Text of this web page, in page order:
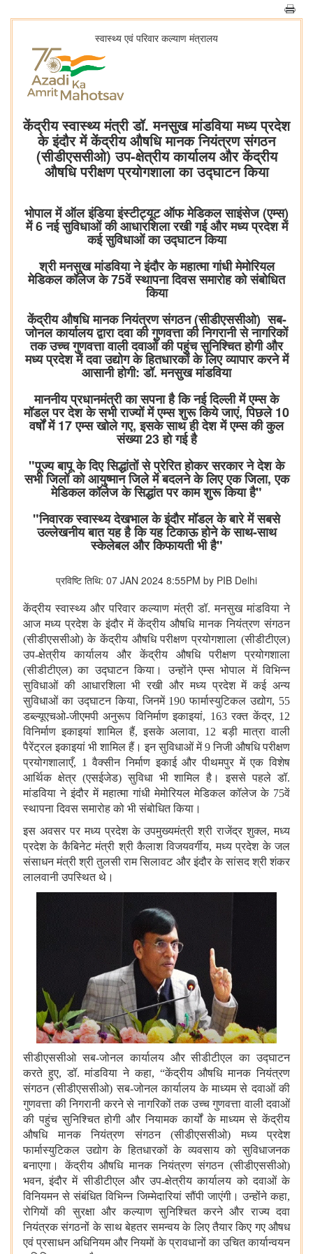
स्‍वास्‍थ्‍य एवं परिवार कल्‍याण मंत्रालय
केंद्रीय स्वास्थ्य मंत्री डॉ. मनसुख मांडविया मध्य प्रदेश
के इंदौर में केंद्रीय औषधि मानक नियंत्रण संगठन
(सीडीएससीओ) उप-क्षेत्रीय कार्यालय और केंद्रीय
औषधि परीक्षण प्रयोगशाला का उद्घाटन किया
भोपाल में ऑल इंडिया इंस्टीट्यूट ऑफ मेडिकल साइंसेज (एम्स)
में 6 नई सुविधाओं की आधारशिला रखी गई और मध्य प्रदेश में
कई सुविधाओं का उद्घाटन किया
श्री मनसुख मांडविया ने इंदौर के महात्मा गांधी मेमोरियल
मेडिकल कॉलेज के 75वें स्थापना दिवस समारोह को संबोधित
किया
केंद्रीय औषधि मानक नियंत्रण संगठन (सीडीएससीओ) सब-
जोनल कार्यालय द्वारा दवा की गुणवत्ता की निगरानी से नागरिकों
तक उच्च गुणवत्ता वाली दवाओं की पहुंच सुनिश्चित होगी और
मध्य प्रदेश में दवा उद्योग के हितधारकों के लिए व्यापार करने में
आसानी होगी: डॉ. मनसुख मांडविया
माननीय प्रधानमंत्री का सपना है कि नई दिल्ली में एम्स के
मॉडल पर देश के सभी राज्यों में एम्स शुरू किये जाएं, पिछले 10
वर्षों में 17 एम्स खोले गए, इसके साथ ही देश में एम्स की कुल
संख्या 23 हो गई है
"पूज्य बापू के दिए सिद्धांतों से प्रेरित होकर सरकार ने देश के
सभी जिलों को आयुष्मान जिले में बदलने के लिए एक जिला, एक
मेडिकल कॉलेज के सिद्धांत पर काम शुरू किया है"
"निवारक स्वास्थ्य देखभाल के इंदौर मॉडल के बारे में सबसे
उल्लेखनीय बात यह है कि यह टिकाऊ होने के साथ-साथ
स्केलेबल और किफायती भी है"
प्रविष्टि तिथि: 07 JAN 2024 8:55PM by PIB Delhi
केंद्रीय स्वास्थ्य और परिवार कल्याण मंत्री डॉ. मनसुख मांडविया ने
आज मध्य प्रदेश के इंदौर में केंद्रीय औषधि मानक नियंत्रण संगठन
(सीडीएससीओ) के केंद्रीय औषधि परीक्षण प्रयोगशाला (सीडीटीएल)
उप-क्षेत्रीय कार्यालय और केंद्रीय औषधि परीक्षण प्रयोगशाला
(सीडीटीएल) का उद्घाटन किया। उन्होंने एम्स भोपाल में विभिन्न
सुविधाओं की आधारशिला भी रखी और मध्य प्रदेश में कई अन्य
सुविधाओं का उद्घाटन किया, जिनमें 190 फार्मास्युटिकल उद्योग, 55
डब्ल्यूएचओ-जीएमपी अनुरूप विनिर्माण इकाइयां, 163 रक्त केंद्र, 12
विनिर्माण इकाइयां शामिल हैं, इसके अलावा, 12 बड़ी मात्रा वाली
पैरेंट्रल इकाइयां भी शामिल हैं। इन सुविधाओं में 9 निजी औषधि परीक्षण
प्रयोगशालाएँ, 1 वैक्सीन निर्माण इकाई और पीथमपुर में एक विशेष
आर्थिक क्षेत्र (एसईजेड) सुविधा भी शामिल है। इससे पहले डॉ.
मांडविया ने इंदौर में महात्मा गांधी मेमोरियल मेडिकल कॉलेज के 75वें
स्थापना दिवस समारोह को भी संबोधित किया।
इस अवसर पर मध्य प्रदेश के उपमुख्यमंत्री श्री राजेंद्र शुक्ल, मध्य
प्रदेश के कैबिनेट मंत्री श्री कैलाश विजयवर्गीय, मध्य प्रदेश के जल
संसाधन मंत्री श्री तुलसी राम सिलावट और इंदौर के सांसद श्री शंकर
लालवानी उपस्थित थे।
सीडीएससीओ सब-जोनल कार्यालय और सीडीटीएल का उद्घाटन
करते हुए, डॉ. मांडविया ने कहा, “केंद्रीय औषधि मानक नियंत्रण
संगठन (सीडीएससीओ) सब-जोनल कार्यालय के माध्यम से दवाओं की
गुणवत्ता की निगरानी करने से नागरिकों तक उच्च गुणवत्ता वाली दवाओं
की पहुंच सुनिश्चित होगी और नियामक कार्यों के माध्यम से केंद्रीय
औषधि मानक नियंत्रण संगठन (सीडीएससीओ) मध्य प्रदेश
फार्मास्युटिकल उद्योग के हितधारकों के व्यवसाय को सुविधाजनक
बनाएगा। केंद्रीय औषधि मानक नियंत्रण संगठन (सीडीएससीओ)
भवन, इंदौर में सीडीटीएल और उप-क्षेत्रीय कार्यालय को दवाओं के
विनियमन से संबंधित विभिन्न जिम्मेदारियां सौंपी जाएंगी। उन्होंने कहा,
रोगियों की सुरक्षा और कल्याण सुनिश्चित करने और राज्य दवा
नियंत्रक संगठनों के साथ बेहतर समन्वय के लिए तैयार किए गए औषध
एवं प्रसाधन अधिनियम और नियमों के प्रावधानों का उचित कार्यान्वयन